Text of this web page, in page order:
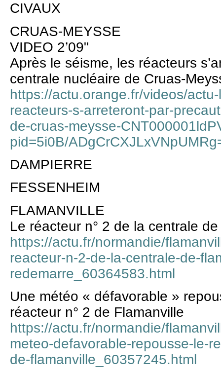
CIVAUX
CRUAS-MEYSSE
VIDEO 2’09"
Après le séisme, les réacteurs
centrale nucléaire de Cruas-
https://actu.orange.fr/videos/
reacteurs-s-arreteront-par-
de-cruas-meysse-
pid=5i0B/
DAMPIERRE
FESSENHEIM
FLAMANVILLE
Le réacteur n° 2 de la centrale
https://actu.fr/normandie/
reacteur-n-2-de-la-centrale-de-
redemarre_60364583.html
Une météo « défavorable »
réacteur n° 2 de Flamanville
https://actu.fr/normandie/
meteo-defavorable-repousse-le-
de-flamanville_60357245.html